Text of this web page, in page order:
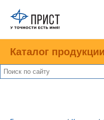
Каталог продукции